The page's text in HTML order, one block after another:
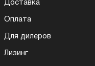
Доставка
Оплата
Для дилеров
Лизинг